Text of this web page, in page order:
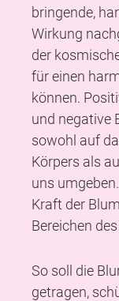
bringende,
Wirkung
der
für einen
können.
und negative
sowohl auf
Körpers als
uns
Kraft der
Bereichen
So soll die
getragen,